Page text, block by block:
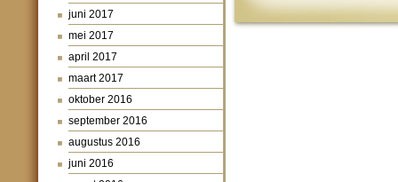
juni 2017
mei 2017
april 2017
maart 2017
oktober 2016
september 2016
augustus 2016
juni 2016